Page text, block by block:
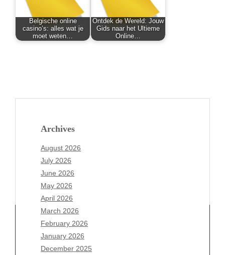
Belgische online
casino’s: alles wat je
moet weten…
Ontdek de Wereld: Jouw
Gids naar het Ultieme
Online…
Archives
August 2026
July 2026
June 2026
May 2026
April 2026
March 2026
February 2026
January 2026
December 2025
Archives